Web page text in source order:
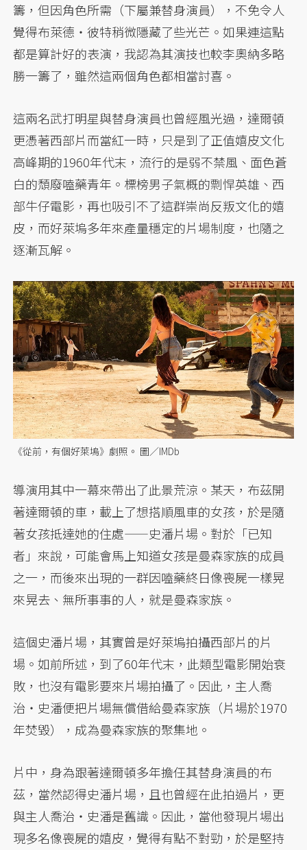
籌，但因角色所需（下屬兼替身演員），不免令人
覺得布萊德・彼特稍微隱藏了些光芒。如果連這點
都是算計好的表演，我認為其演技也較李奧納多略
勝一籌了，雖然這兩個角色都相當討喜。
這兩名武打明星與替身演員也曾經風光過，達爾頓
更憑著西部片而當紅一時，只是到了正值嬉皮文化
高峰期的1960年代末，流行的是弱不禁風、面色蒼
白的頹廢嗑藥青年。標榜男子氣概的剽悍英雄、西
部牛仔電影，再也吸引不了這群崇尚反叛文化的嬉
皮，而好萊塢多年來產量穩定的片場制度，也隨之
逐漸瓦解。
《從前，有個好萊塢》劇照。 圖／IMDb
導演用其中一幕來帶出了此景荒涼。某天，布茲開
著達爾頓的車，載上了想搭順風車的女孩，於是隨
著女孩抵達她的住處——史潘片場。對於「已知
者」來說，可能會馬上知道女孩是曼森家族的成員
之一，而後來出現的一群因嗑藥終日像喪屍一樣晃
來晃去、無所事事的人，就是曼森家族。
這個史潘片場，其實曾是好萊塢拍攝西部片的片
場。如前所述，到了60年代末，此類型電影開始衰
敗，也沒有電影要來片場拍攝了。因此，主人喬
治・史潘便把片場無償借給曼森家族（片場於1970
年焚毀），成為曼森家族的聚集地。
片中，身為跟著達爾頓多年擔任其替身演員的布
茲，當然認得史潘片場，且也曾經在此拍過片，更
與主人喬治・史潘是舊識。因此，當他發現片場出
現多名像喪屍的嬉皮，覺得有點不對勁，於是堅持